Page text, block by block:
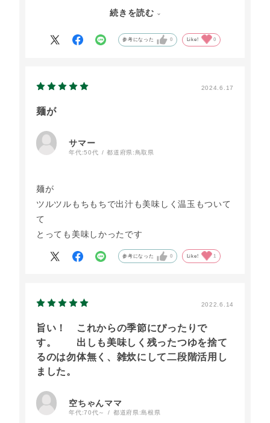
ンだったり、パン屋さんで買ったり、だし卵も美
メです
続きを読む
参考になった 0 Like! 0
2024.6.17
麺が
サマー
年代:50代 都道府県:鳥取県
麺が
ツルツルもちもちで出汁も美味しく温玉もついて
て
とっても美味しかったです
参考になった 0 Like! 1
2022.6.14
旨い！ これからの季節にぴったりで
す。 出しも美味しく残ったつゆを捨て
るのは勿体無く、雑炊にして二段階活用し
ました。
空ちゃんママ
年代:70代～ 都道府県:島根県